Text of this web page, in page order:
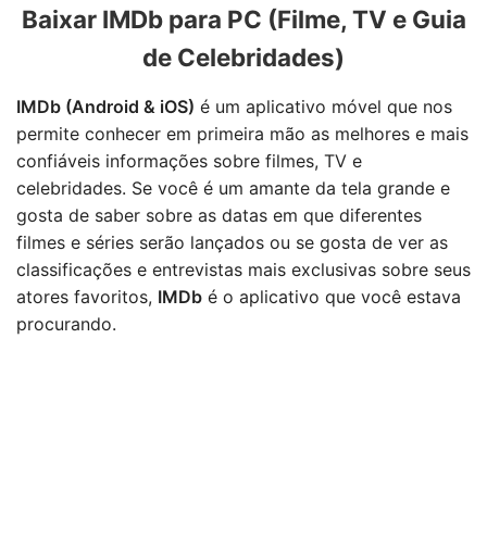
Baixar IMDb para PC (Filme, TV e Guia
de Celebridades)
IMDb (Android & iOS) é um aplicativo móvel que nos
permite conhecer em primeira mão as melhores e mais
confiáveis informações sobre filmes, TV e
celebridades. Se você é um amante da tela grande e
gosta de saber sobre as datas em que diferentes
filmes e séries serão lançados ou se gosta de ver as
classificações e entrevistas mais exclusivas sobre seus
atores favoritos, IMDb é o aplicativo que você estava
procurando.